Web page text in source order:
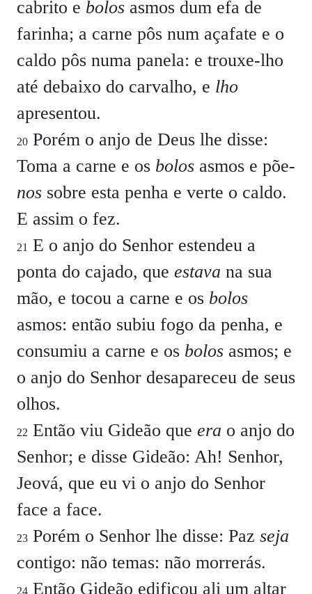
cabrito e bolos asmos dum efa de
farinha; a carne pôs num açafate e o
caldo pôs numa panela: e trouxe-lho
até debaixo do carvalho, e lho
apresentou.
20 Porém o anjo de Deus lhe disse:
Toma a carne e os bolos asmos e põe-
nos sobre esta penha e verte o caldo.
E assim o fez.
21 E o anjo do Senhor estendeu a
ponta do cajado, que estava na sua
mão, e tocou a carne e os bolos
asmos: então subiu fogo da penha, e
consumiu a carne e os bolos asmos; e
o anjo do Senhor desapareceu de seus
olhos.
22 Então viu Gideão que era o anjo do
Senhor; e disse Gideão: Ah! Senhor,
Jeová, que eu vi o anjo do Senhor
face a face.
23 Porém o Senhor lhe disse: Paz seja
contigo: não temas: não morrerás.
24 Então Gideão edificou ali um altar